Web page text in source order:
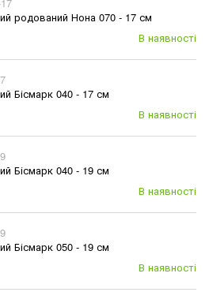
родований Нона 070 - 17 см
В наявності
Бісмарк 040 - 17 см
В наявності
Бісмарк 040 - 19 см
В наявності
Бісмарк 050 - 19 см
В наявності